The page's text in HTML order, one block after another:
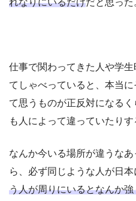
れなりにいるだけだと思った
仕事で関わってきた人や学
てしゃべっていると、本当
て思うものが正反対になる
も人によって違っていたりす
なんか今いる場所が違うな
ら、必ず同じような人が日本
う人が周りにいるとなんか